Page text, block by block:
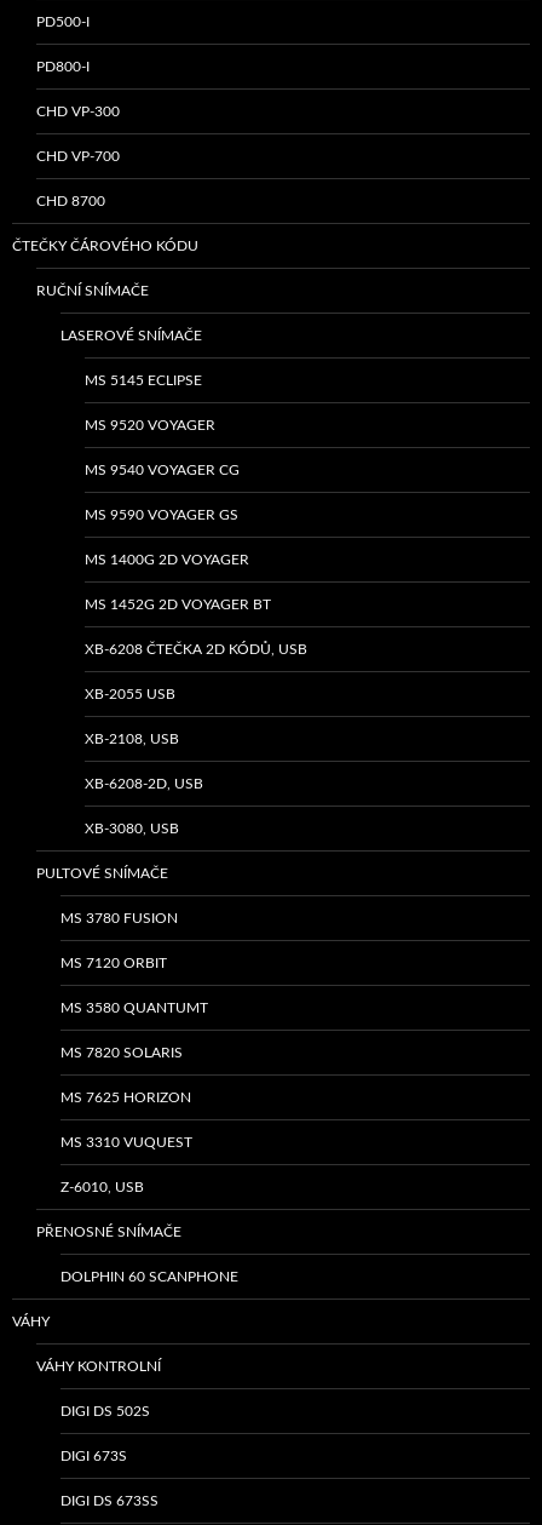
PD500-I
PD800-I
CHD VP-300
CHD VP-700
CHD 8700
ČTEČKY ČÁROVÉHO KÓDU
RUČNÍ SNÍMAČE
LASEROVÉ SNÍMAČE
MS 5145 ECLIPSE
MS 9520 VOYAGER
MS 9540 VOYAGER CG
MS 9590 VOYAGER GS
MS 1400G 2D VOYAGER
MS 1452G 2D VOYAGER BT
XB-6208 ČTEČKA 2D KÓDŮ, USB
XB-2055 USB
XB-2108, USB
XB-6208-2D, USB
XB-3080, USB
PULTOVÉ SNÍMAČE
MS 3780 FUSION
MS 7120 ORBIT
MS 3580 QUANTUMT
MS 7820 SOLARIS
MS 7625 HORIZON
MS 3310 VUQUEST
Z-6010, USB
PŘENOSNÉ SNÍMAČE
DOLPHIN 60 SCANPHONE
VÁHY
VÁHY KONTROLNÍ
DIGI DS 502S
DIGI 673S
DIGI DS 673SS